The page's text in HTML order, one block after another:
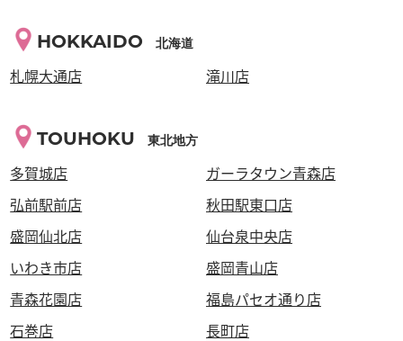
HOKKAIDO 北海道
札幌大通店 滝川店
TOUHOKU 東北地方
多賀城店
ガーラタウン青森店
弘前駅前店
秋田駅東口店
盛岡仙北店
仙台泉中央店
いわき市店
盛岡青山店
青森花園店
福島パセオ通り店
石巻店
長町店